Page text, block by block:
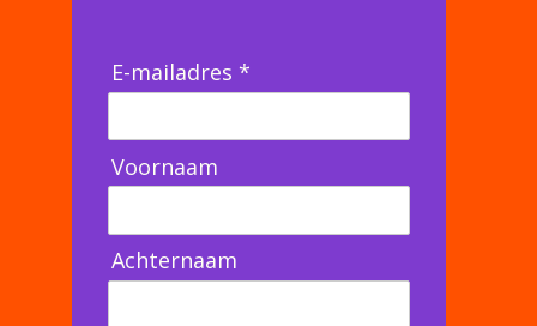
E-mailadres *
Voornaam
Achternaam